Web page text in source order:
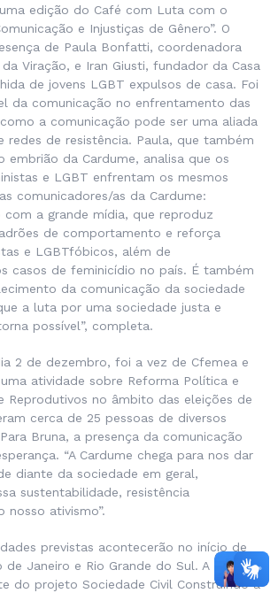
edição do Café com Luta com o
e Injustiças de Gênero”. O
de Paula Bonfatti, coordenadora
Viração, e Iran Giusti, fundador da Casa
de jovens LGBT expulsos de casa. Foi
da comunicação no enfrentamento das
a comunicação pode ser uma aliada
redes de resistência. Paula, que também
embrião da Cardume, analisa que os
e LGBT enfrentam os mesmos
comunicadores/as da Cardume:
com a grande mídia, que reproduz
de comportamento e reforça
e LGBTfóbicos, além de
casos de feminicídio no país. É também
da comunicação da sociedade
a luta por uma sociedade justa e
possível”, completa.
2 de dezembro, foi a vez de Cfemea e
atividade sobre Reforma Política e
Reprodutivos no âmbito das eleições de
cerca de 25 pessoas de diversos
Bruna, a presença da comunicação
“A Cardume chega para nos dar
diante da sociedade em geral,
sustentabilidade, resistência
nosso ativismo”.
previstas acontecerão no início de
de Janeiro e Rio Grande do Sul. A
do projeto Sociedade Civil Construindo a